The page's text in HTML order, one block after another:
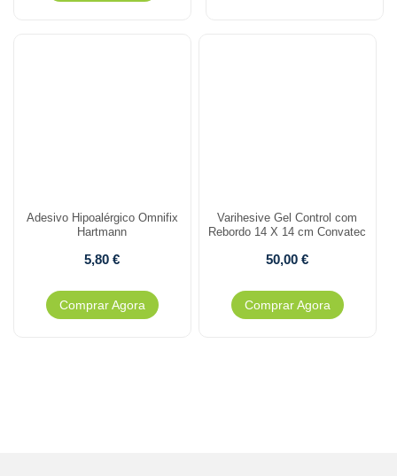
Adesivo Hipoalérgico Omnifix
Hartmann
5,80€
Comprar Agora
Varihesive Gel Control com
Rebordo 14 X 14 cm Convatec
50,00€
Comprar Agora